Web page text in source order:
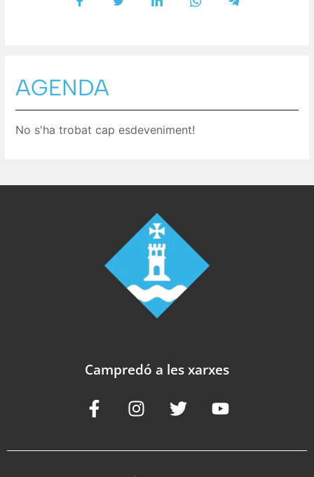
AGENDA
No s'ha trobat cap esdeveniment!
Campredó a les xarxes